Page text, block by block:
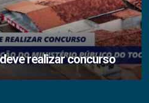
realizar concurso